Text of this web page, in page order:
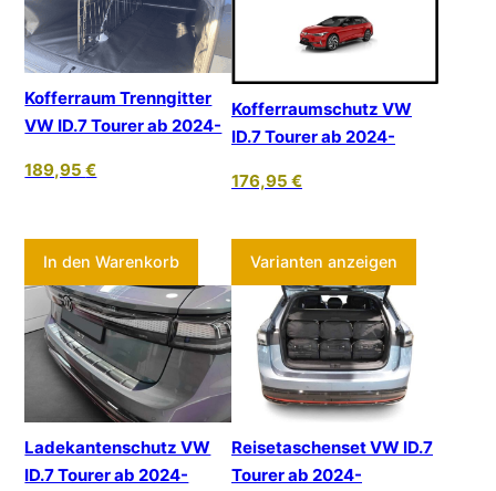
Kofferraum Trenngitter
VW ID.7 Tourer ab 2024-
189,95€
In den Warenkorb
Kofferraumschutz VW
ID.7 Tourer ab 2024-
176,95 €
Varianten anzeigen
Ladekantenschutz VW
ID.7 Tourer ab 2024-
Reisetaschenset VW ID.7
Tourer ab 2024-